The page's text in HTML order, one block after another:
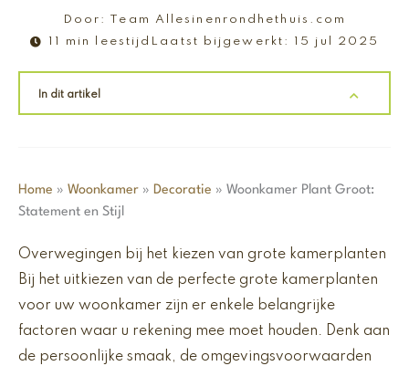
Door:
Team Allesinenrondhethuis.com
11 min leestijd Laatst bijgewerkt: 15 jul 2025
In dit artikel
Home » Woonkamer » Decoratie » Woonkamer Plant Groot:
Statement en Stijl
Overwegingen bij het kiezen van grote kamerplanten
Bij het uitkiezen van de perfecte grote kamerplanten
voor uw woonkamer zijn er enkele belangrijke
factoren waar u rekening mee moet houden. Denk aan
de persoonlijke smaak, de omgevingsvoorwaarden